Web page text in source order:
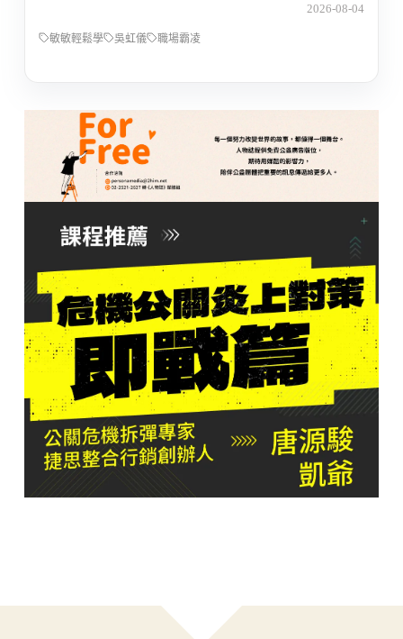
2026-08-04
敏敏輕鬆學 吳虹儀 職場霸凌